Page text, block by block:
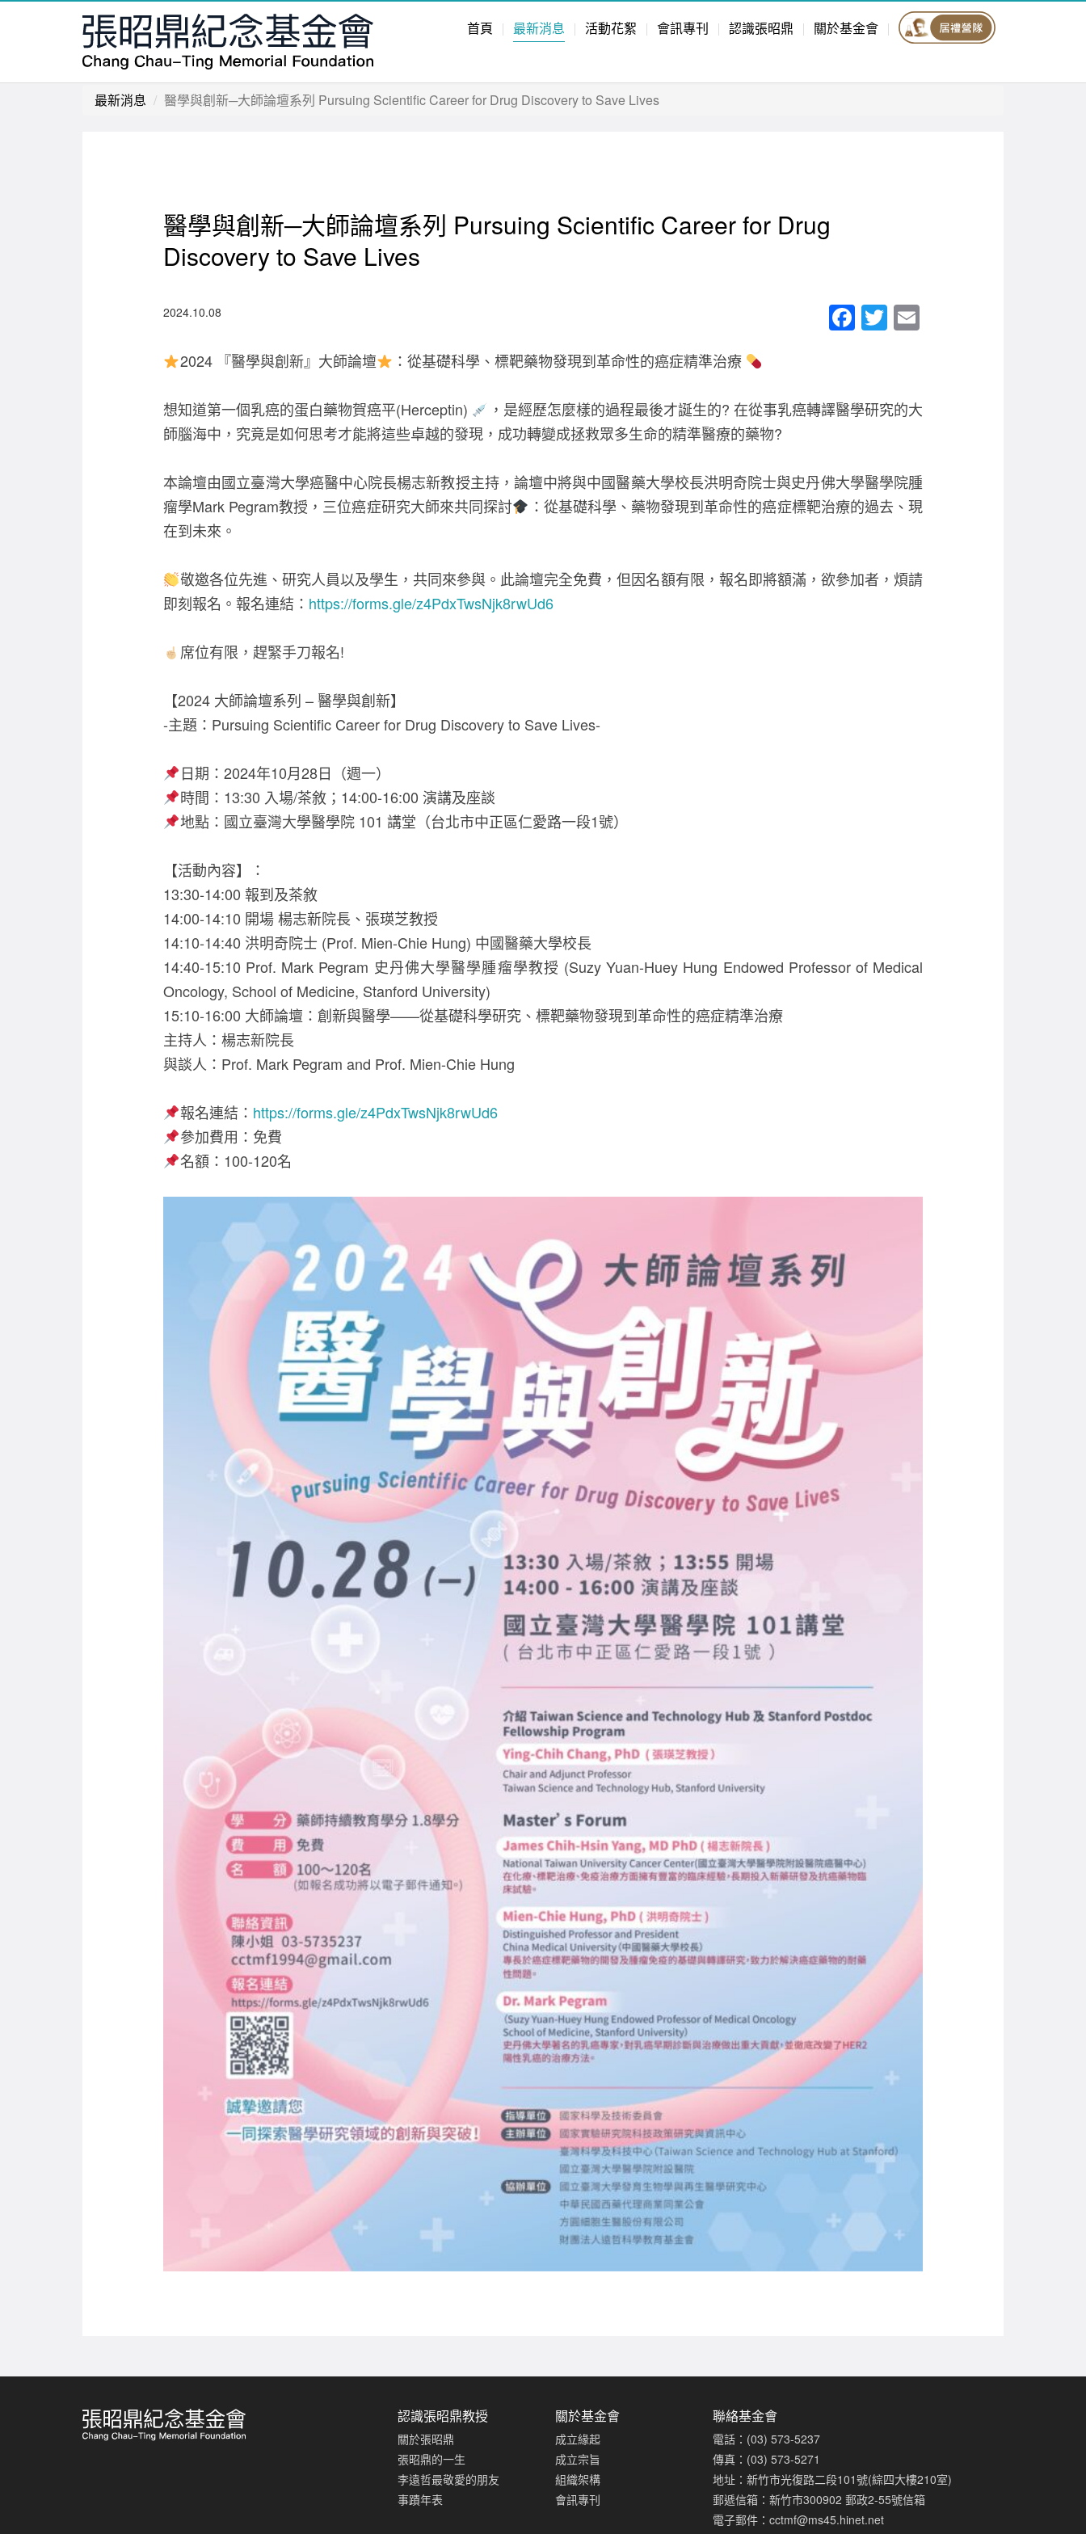
首頁 最新消息 活動花絮 會訊專刊 認識張昭鼎 關於基金會
最新消息 醫學與創新─大師論壇系列 Pursuing Scientific Career for Drug Discovery to Save Lives
醫學與創新─大師論壇系列 Pursuing Scientific Career for Drug
Discovery to Save Lives
2024.10.08 F
e
b
o
k
T
er
2024 『醫學與創新』大師論壇 ：從基礎科學、標靶藥物發現到革命性的癌症精準治療
想知道第一個乳癌的蛋白藥物賀癌平(Herceptin)
，是經歷怎麼樣的過程最後才誕生的? 在從事乳癌轉譯醫學研究的大
師腦海中，究竟是如何思考才能將這些卓越的發現，成功轉變成拯救眾多生命的精準醫療的藥物?
本論壇由國立臺灣大學癌醫中心院長楊志新教授主持，論壇中將與中國醫藥大學校長洪明奇院士與史丹佛大學醫學院腫
瘤學Mark Pegram教授，三位癌症研究大師來共同探討
：從基礎科學、藥物發現到革命性的癌症標靶治療的過去、現
在到未來。
敬邀各位先進、研究人員以及學生，共同來參與。此論壇完全免費，但因名額有限，報名即將額滿，欲參加者，煩請
即刻報名。報名連結： https://forms.gle/z4PdxTwsNjk8rwUd6
席位有限，趕緊手刀報名!
【2024 大師論壇系列 – 醫學與創新】
-主題：Pursuing Scientific Career for Drug Discovery to Save Lives-
日期：2024年10月28日（週一）
時間：13:30 入場/茶敘；14:00-16:00 演講及座談
地點：國立臺灣大學醫學院 101 講堂（台北市中正區仁愛路一段1號）
【活動內容】：
13:30-14:00 報到及茶敘
14:00-14:10 開場 楊志新院長、張瑛芝教授
14:10-14:40 洪明奇院士 (Prof. Mien-Chie Hung) 中國醫藥大學校長
14:40-15:10 Prof. Mark Pegram 史丹佛大學醫學腫瘤學教授 (Suzy Yuan-Huey Hung Endowed Professor of Medical
Oncology, School of Medicine, Stanford University)
15:10-16:00 大師論壇：創新與醫學——從基礎科學研究、標靶藥物發現到革命性的癌症精準治療
主持人：楊志新院長
與談人：Prof. Mark Pegram and Prof. Mien-Chie Hung
報名連結： https://forms.gle/z4PdxTwsNjk8rwUd6
參加費用：免費
名額：100-120名
認識張昭鼎教授
關於張昭鼎
張昭鼎的一生
李遠哲最敬愛的朋友
事蹟年表
關於基金會
成立緣起
成立宗旨
組織架構
會訊專刊
聯絡基金會
電話：(03) 573-5237
傳真：(03) 573-5271
地址：新竹市光復路二段101號(綜四大樓210室)
郵遞信箱：新竹市300902 郵政2-55號信箱
電子郵件： cctmf@ms45.hinet.net